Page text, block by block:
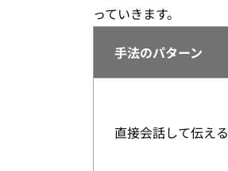
っていきます。
手法のパターン
直接会話して伝える